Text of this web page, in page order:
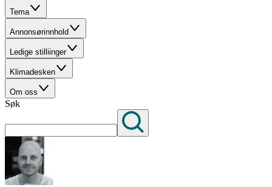
Tema
Annonsørinnhold
Ledige stilliinger
Klimadesken
Om oss
Søk